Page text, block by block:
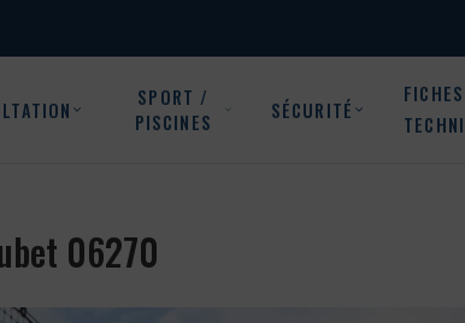
SPORT /
PISCINES
SÉCURITÉ
FICHES
06270